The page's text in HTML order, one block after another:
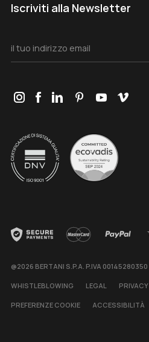
@2026 BERTANI S.P.A. P.IVA 00145280350
WHISTLEBLOWING LEGAL PRIVACY
PREFERENZE COOKIE ACCESSIBILITÀ
Iscriviti alla Newsletter